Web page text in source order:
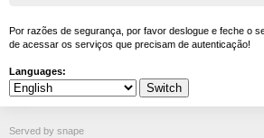
Por razões de segurança, por favor deslogue e feche o
de acessar os serviços que precisam de autenticação!
Languages:
Served by snape